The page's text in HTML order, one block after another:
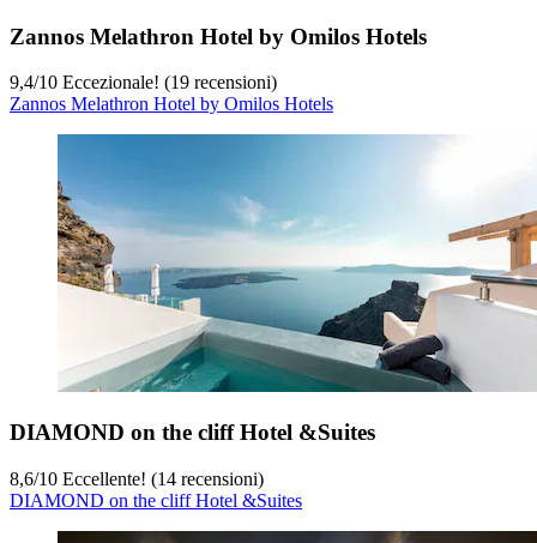
Zannos Melathron Hotel by Omilos Hotels
9,4/10 Eccezionale! (19 recensioni)
Zannos Melathron Hotel by Omilos Hotels
DIAMOND on the cliff Hotel &Suites
8,6/10 Eccellente! (14 recensioni)
DIAMOND on the cliff Hotel &Suites